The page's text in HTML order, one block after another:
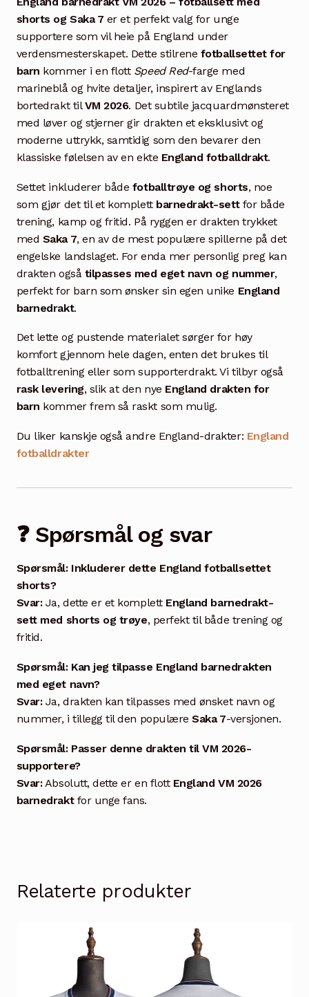
shorts og Saka 7 er et perfekt valg for unge
supportere som vil heie på England under
verdensmesterskapet. Dette stilrene fotballsettet for
barn kommer i en flott Speed Red-farge med
marineblå og hvite detaljer, inspirert av Englands
bortedrakt tilVM 2026. Det subtile jacquardmønsteret
med løver og stjerner gir drakten et eksklusivt og
moderne uttrykk, samtidig som den bevarer den
klassiske følelsen av en ekte England fotballdrakt.
Settet inkluderer både fotballtrøye og shorts, noe
som gjør det til et komplett barnedrakt-settfor både
trening, kamp og fritid. På ryggen er drakten trykket
med Saka 7, en av de mest populære spillerne på det
engelske landslaget. For enda mer personlig preg kan
drakten også tilpasses med eget navn og nummer,
perfekt for barn som ønsker sin egen unike England
barnedrakt.
Det lette og pustende materialet sørger for høy
komfort gjennom hele dagen, enten det brukes til
fotballtrening eller som supporterdrakt. Vi tilbyr også
rask levering, slik at den nye England drakten for
barn kommer frem så raskt som mulig.
Du liker kanskje også andre England-drakter: England
fotballdrakter
❓ Spørsmål og svar
Spørsmål: Inkluderer dette England fotballsettet
shorts?
Svar:Ja, dette er et komplett England barnedrakt-
sett med shorts og trøye, perfekt til både trening og
fritid.
Spørsmål: Kan jeg tilpasse England barnedrakten
med eget navn?
Svar:Ja, drakten kan tilpasses med ønsket navn og
nummer, i tillegg til den populæreSaka 7-versjonen.
Spørsmål: Passer denne drakten til VM 2026-
supportere?
Svar:Absolutt, dette er en flott England VM 2026
barnedraktfor unge fans.
Relaterte produkter